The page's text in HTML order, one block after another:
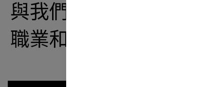
與我們一起成長——在
職業和個人方面。